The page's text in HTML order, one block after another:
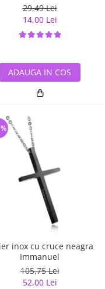
29,49 Lei
14,00 Lei
ADAUGA IN COS
inox cu cruce neagra
Immanuel
105,75 Lei
52,00 Lei